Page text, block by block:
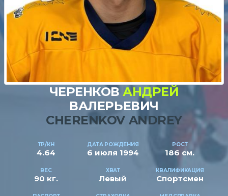
ЧЕРЕНКОВАНДРЕЙ
ВАЛЕРЬЕВИЧ
CHERENKOV ANDREY
ТР/КН
4.64
ДАТА РОЖДЕНИЯ
6 июля 1994
РОСТ
186 см.
ВЕС
90 кг.
ХВАТ
Левый
КВАЛИФИКАЦИЯ
Спортсмен